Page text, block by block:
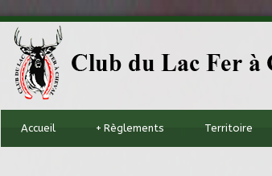
Accueil Règlements
+ Territoire